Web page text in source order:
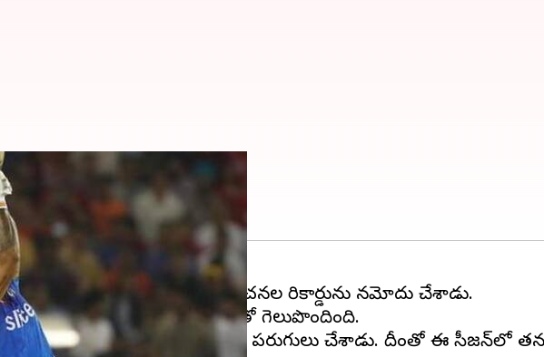
సూర్యకుమార్ యాదవ్ మరో సంచనల రికార్డును నమోదు చేశాడు.
ఇండియన్స్ ఆరు వికెట్ల తేడాతో గెలుపొందింది.
కేవలం 31 బంతుల్లో 66 పరుగులు చేశాడు. దీంతో ఈ సీజన్‌లో తన